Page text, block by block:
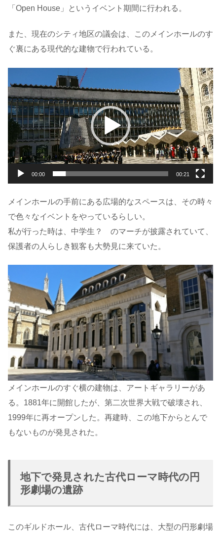
「Open House」というイベント期間に行われる。
また、現在のシティ地区の議会は、このメインホールのす
ぐ裏にある現代的な建物で行われている。
画
プ
レ
ー
ヤ
ー
00:00 00:21
メインホールの手前にある広場的なスペースは、その時々
で色々なイベントをやっているらしい。
私が行った時は、中学生？ のマーチが披露されていて、
保護者の人らしき観客も大勢見に来ていた。
メインホールのすぐ横の建物は、アートギャラリーがあ
る。1881年に開館したが、第二次世界大戦で破壊され、
1999年に再オープンした。再建時、この地下からとんで
もないものが発見された。
地下で発見された古代ローマ時代の円
形劇場の遺跡
このギルドホール、古代ローマ時代には、大型の円形劇場